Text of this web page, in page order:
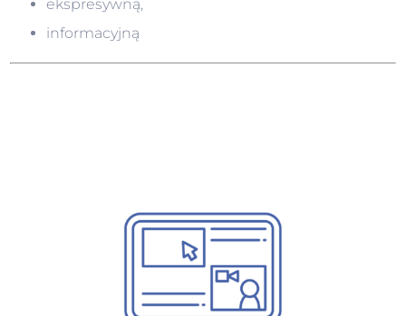
ekspresywną,
informacyjną